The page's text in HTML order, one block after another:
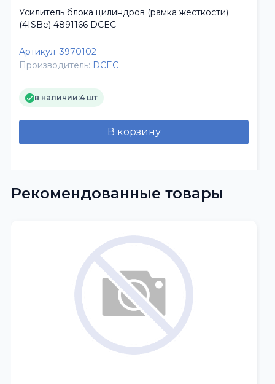
Усилитель блока цилиндров (рамка жесткости)
(4ISBe) 4891166 DCEC
Артикул: 3970102
Производитель: DCEC
в наличии:4 шт
В корзину
Рекомендованные товары